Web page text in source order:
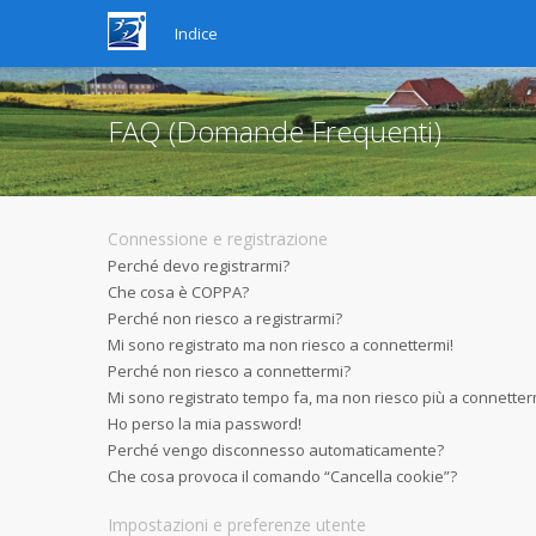
Indice
FAQ (Domande Frequenti)
Connessione e registrazione
Perché devo registrarmi?
Che cosa è COPPA?
Perché non riesco a registrarmi?
Mi sono registrato ma non riesco a connettermi!
Perché non riesco a connettermi?
Mi sono registrato tempo fa, ma non riesco più a
Ho perso la mia password!
Perché vengo disconnesso automaticamente?
Che cosa provoca il comando “Cancella cookie”?
Impostazioni e preferenze utente